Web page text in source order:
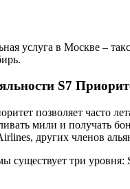
услуга в Москве –
S7
позволяет часто
мили и получать
других членов
существует три уровня: